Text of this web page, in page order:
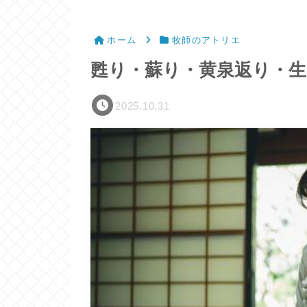
ホーム 牧師のアトリエ
甦り・蘇り・黄泉返り・
2025.10.31